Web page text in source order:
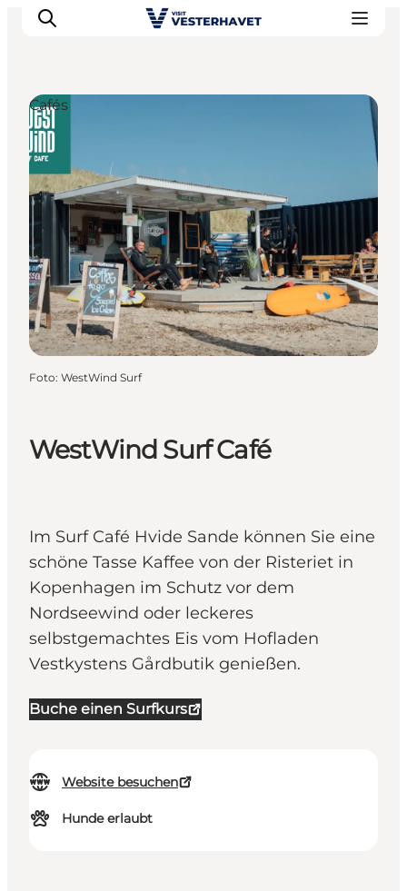
Events
Erlebnisse
Unsere Städte
Essen & Übernachtung
Tickets kaufen
Plane deine Reise
WestWind Surf Café
Im Surf Café Hvide Sande können Sie eine
schöne Tasse Kaffee von der Risteriet in
Kopenhagen im Schutz vor dem
Nordseewind oder leckeres
selbstgemachtes Eis vom Hofladen
Vestkystens Gårdbutik genießen.
Buche einen Surfkurs
Website besuchen
Hunde erlaubt
Cafés
Foto: WestWind Surf